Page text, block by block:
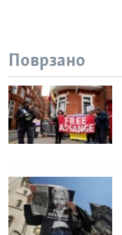
Поврзано